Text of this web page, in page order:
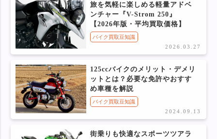
旅を気軽に楽しめる軽量アドベ
ンチャー『V-Strom 250』
【2026年版・平均買取価格】
バイク買取豆知識
2026.03.27
125ccバイクのメリット・デメリ
ットとは？必要な免許やおすす
め車種を解説
バイク買取豆知識
2024.09.13
街乗りも快適なスポーツツアラ